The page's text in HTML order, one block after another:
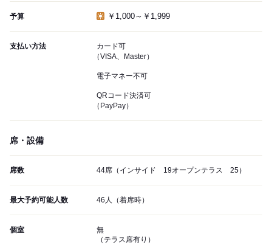
予算 ￥1,000～￥1,999
支払い方法
カード可
（VISA、Master）
電子マネー不可
QRコード決済可
（PayPay）
席・設備
席数 44席（インサイド 19オープンテラス 25）
最大予約可能人数 46人（着席時）
個室
無
（テラス席有り）